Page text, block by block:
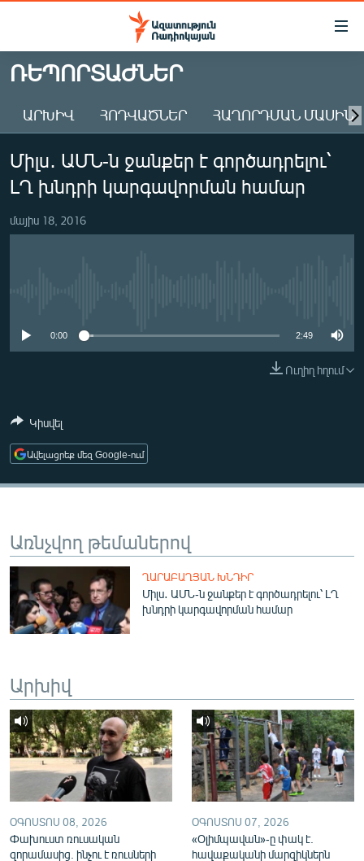
Մատչելիության
Անցնել
հիմնական
Անցնել
հիմնական
մենյուին
Որոնում
ԱԶԱՏՈՒԹՅՈՒՆ TV
ՀԱՅԱՍՏԱՆ
ԸՆՏՐՈՒԹՅՈՒՆՆԵՐ 2026
ԻՐԱՎՈՒՆՔ
ՀԱՍԱՐԱԿՈՒԹՅՈՒՆ
ՏԱՐԱԾԱՇՐՋԱՆ
ՄԵԿՆԱԲԱՆՈՒԹՅՈՒՆ
ԱՐԽԻՎ
ՏԵՍԱՆՅՈՒԹԵՐ
ԲԱՆԱՎԵՃ
Հայերեն
English
Русский
ՀԵՏԵՎԵՔ ՄԵԶ
ՌԵՊՈՐՏԱԺՆԵՐ
ԱՐԽԻՎ ՀՈԴՎԱԾՆԵՐ ՀԱՂՈՐԴՄԱՆ ՄԱՍԻՆ
Միլս․ ԱՄՆ-ն ջանքեր է գործադրելու՝
ԼՂ խնդրի կարգավորման համար
մայիս 18, 2016
0:00 2:49
Ուղիղ հղում
Կիսվել
Ավելացրեք մեզ Google-ում
Առնչվող թեմաներով
ՂԱՐԱԲԱՂՅԱՆ ԽՆԴԻՐ
Միլս․ ԱՄՆ-ն ջանքեր է գործադրելու՝ ԼՂ
խնդրի կարգավորման համար
Արխիվ
ՕԳՈՍՏՈՍ 08, 2026
Փախուստ ռուսական
զորամասից. ինչու է ռուսների
ՕԳՈՍՏՈՍ 07, 2026
«Օլիմպավան»-ը փակ է.
հավաքականի մարզիկներն